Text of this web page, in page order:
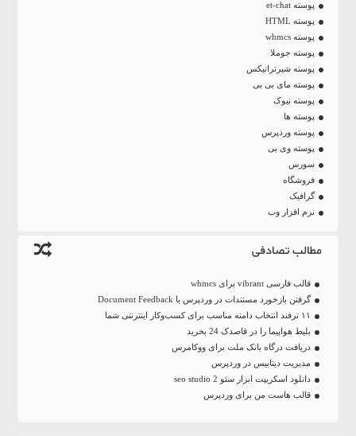
پوسته et-chat
پوسته HTML
پوسته whmcs
پوسته جوملا
پوسته شیرترانیکس
پوسته مای بی بی
پوسته نیوک
پوسته ها
پوسته وردپرس
پوسته وی بی
سورس
فروشگاه
گرافیک
نرم افزار وب
مطالب تصادفی
قالب فارسی vibrant برای whmcs
گرفتن بازخورد مستندات در وردپرس با Document Feedback
۱۱ ترفند انتخاب دامنه مناسب برای کسب‌و‌کار اینترنتی شما
بلیط هواپیما را در قاصدک 24 بخرید
دریافت درگاه بانک ملت برای ووکامرس
مدیریت دیتابیس در وردپرس
دانلود اسکریپت ابزار سئو seo studio 2
قالب هاست من برای وردپرس